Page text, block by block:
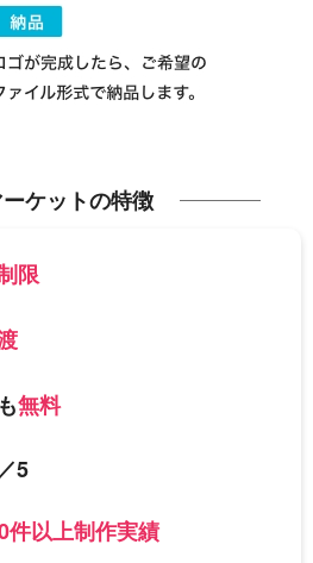
ケットの特徴
限
無料
5
件以上制作実績